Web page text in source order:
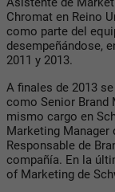
Chromat en Reino
como parte del
desempeñándose,
2011 y 2013.
A finales de 2013
como Senior Brand
mismo cargo en
Marketing Manager
Responsable de
compañía. En la
of Marketing de